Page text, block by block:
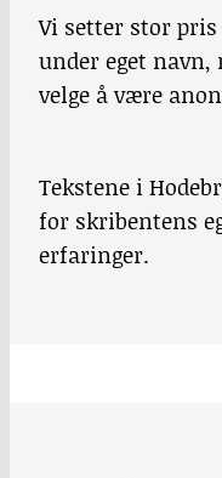
Vi setter stor
under eget navn,
velge å være
Tekstene i
for skribentens
erfaringer.